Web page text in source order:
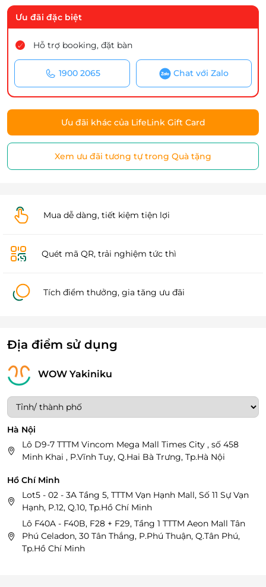
Ưu đãi đặc biệt
Hỗ trợ booking, đặt bàn
1900 2065 Chat với Zalo
Ưu đãi khác của LifeLink Gift Card
Xem ưu đãi tương tự trong Quà tặng
Mua dễ dàng, tiết kiệm tiện lợi
Quét mã QR, trải nghiệm tức thì
Tích điểm thưởng, gia tăng ưu đãi
Địa điểm sử dụng
WOW Yakiniku
Hà Nội
Lô D9-7 TTTM Vincom Mega Mall Times City , số 458
Minh Khai , P.Vĩnh Tuy, Q.Hai Bà Trưng, Tp.Hà Nội
Hồ Chí Minh
Lot5 - 02 - 3A Tầng 5, TTTM Vạn Hạnh Mall, Số 11 Sự Vạn
Hạnh, P.12, Q.10, Tp.Hồ Chí Minh
Lô F40A - F40B, F28 + F29, Tầng 1 TTTM Aeon Mall Tân
Phú Celadon, 30 Tân Thắng, P.Phú Thuận, Q.Tân Phú,
Tp.Hồ Chí Minh